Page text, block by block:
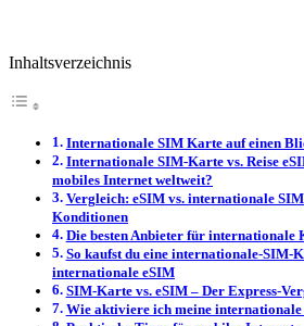
Inhaltsverzeichnis
Internationale SIM Karte auf einen
Internationale SIM-Karte vs. Reise
mobiles Internet weltweit?
Vergleich: eSIM vs. internationale
Konditionen
Die besten Anbieter für internationale
So kaufst du eine internationale-SIM-
internationale eSIM
SIM-Karte vs. eSIM – Der Express-
Wie aktiviere ich meine